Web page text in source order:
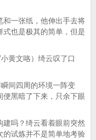
一张纸，他伸出手去将
式也是极其的简单，但是
黄文咯）绮云叹了口
间四周的环境一阵变
黑暗了下来，只余下眼
吗？绮云看着眼前突然
试炼并不是简单地考验